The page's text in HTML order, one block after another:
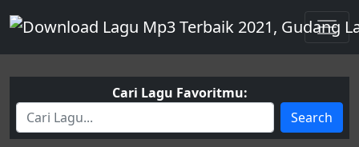
Cari Lagu Favoritmu:
Search